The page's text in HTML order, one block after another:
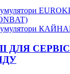
ДЛЯ